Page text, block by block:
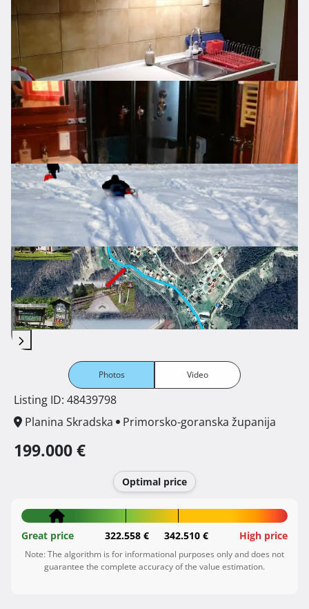
Photos Video
Listing ID: 48439798
Planina Skradska
Primorsko-goranska županija
199.000 €
Optimal price
Great price 322.558 € 342.510 € High price
Note: The algorithm is for informational purposes only and does not
guarantee the complete accuracy of the value estimation.